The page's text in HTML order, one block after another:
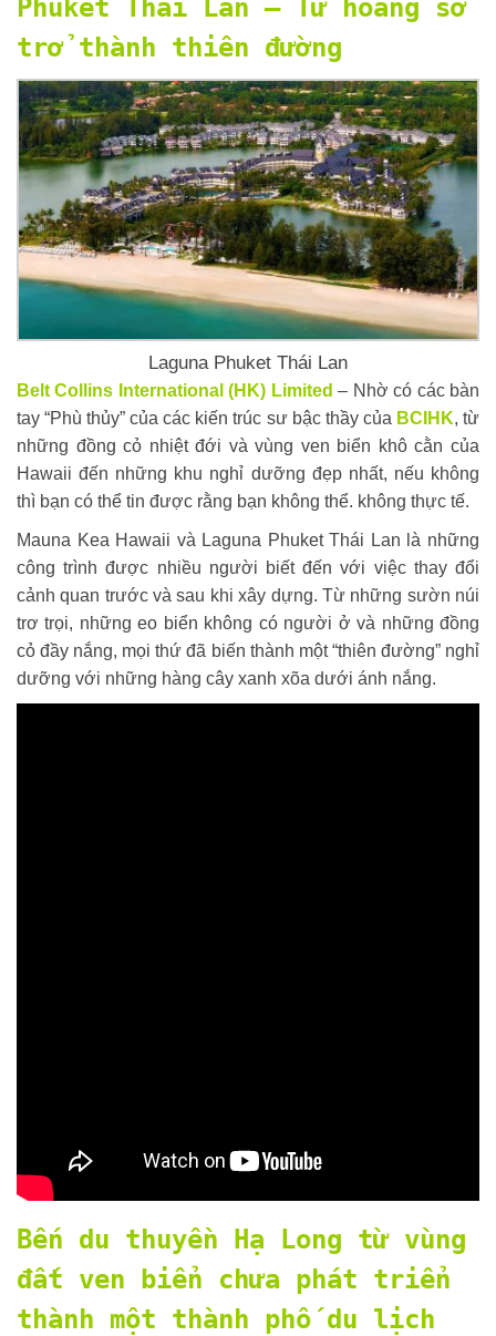
Phuket Thái Lan – Từ hoang sơ
trở thành thiên đường
Laguna Phuket Thái Lan
Belt Collins International (HK) Limited – Nhờ có các bàn
tay “Phù thủy” của các kiến trúc sư bậc thầy của BCIHK, từ
những đồng cỏ nhiệt đới và vùng ven biển khô cằn của
Hawaii đến những khu nghỉ dưỡng đẹp nhất, nếu không
thì bạn có thể tin được rằng bạn không thể. không thực tế.
Mauna Kea Hawaii và Laguna Phuket Thái Lan là những
công trình được nhiều người biết đến với việc thay đổi
cảnh quan trước và sau khi xây dựng. Từ những sườn núi
trơ trọi, những eo biển không có người ở và những đồng
cỏ đầy nắng, mọi thứ đã biến thành một “thiên đường” nghỉ
dưỡng với những hàng cây xanh xõa dưới ánh nắng.
Bến du thuyền Hạ Long từ vùng
đất ven biển chưa phát triển
thành một thành phố du lịch